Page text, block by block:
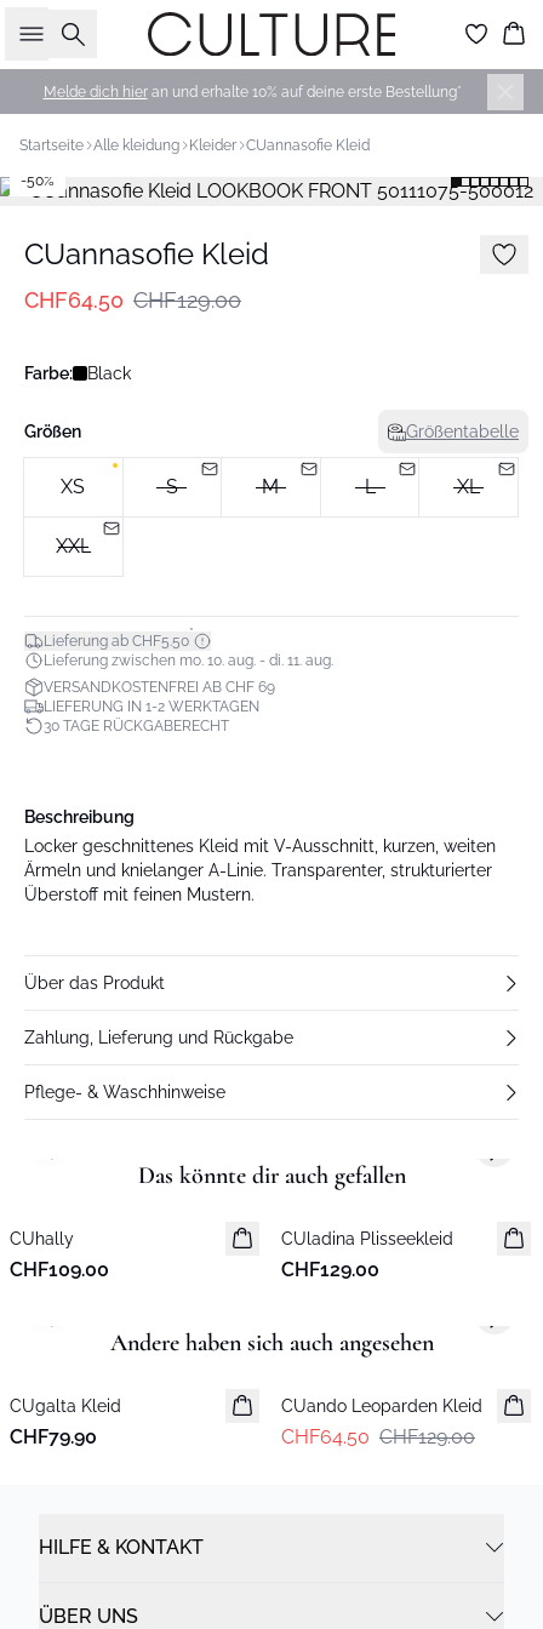
Suche
Melde dich hieran und erhalte 10% auf deine erste Bestellung*
Startseite Alle kleidung Kleider CUannasofie Kleid
-50%
CUannasofie Kleid
CHF64.50 CHF129.00
Farbe: Black
Größen Größentabelle
XS S M L XL
XXL
Lieferung ab CHF5.50*
Lieferung zwischen mo. 10. aug. - di. 11. aug.
VERSANDKOSTENFREI AB CHF 69
LIEFERUNG IN 1-2 WERKTAGEN
30 TAGE RÜCKGABERECHT
Beschreibung
Locker geschnittenes Kleid mit V-Ausschnitt, kurzen, weiten
Ärmeln und knielanger A-Linie. Transparenter, strukturierter
Überstoff mit feinen Mustern.
Über das Produkt
Zahlung, Lieferung und Rückgabe
Pflege- & Waschhinweise
Das könnte dir auch gefallen
Neuheiten
CUhally
CHF109.00
Neuheiten
CUladina Plisseekleid
CHF129.00
Previous slide Next
Andere haben sich auch angesehen
CUgalta Kleid
CHF79.90
-50%
CUando Leoparden Kleid
CHF64.50 CHF129.00
Previous slide Next
HILFE & KONTAKT
ÜBER UNS